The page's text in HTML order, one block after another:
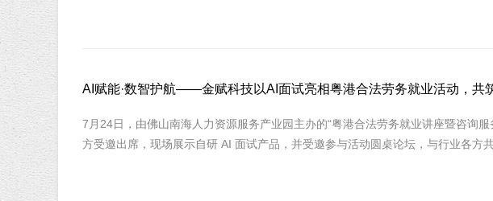
AI赋能·数智护航——金赋科技以AI面试亮相粤港合法劳务就业活动，共
7月24日，由佛山南海人力资源服务产业园主办的“粤港合法劳务就业讲座暨咨询
方受邀出席，现场展示自研 AI 面试产品，并受邀参与活动圆桌论坛，与行业各方